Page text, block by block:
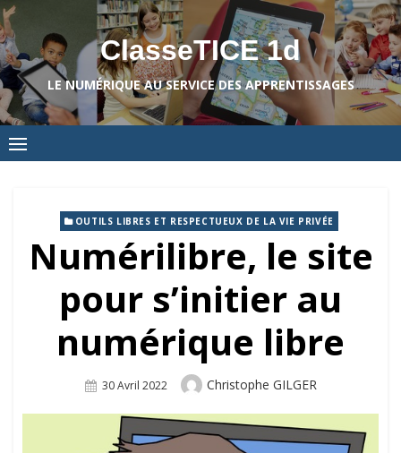
Skip
to
content
ClasseTICE 1d
LE NUMÉRIQUE AU SERVICE DES APPRENTISSAGES
OUTILS LIBRES ET RESPECTUEUX DE LA VIE PRIVÉE
Numérilibre, le site
pour s’initier au
numérique libre
Posted
30 Avril 2022 Author
Christophe GILGER